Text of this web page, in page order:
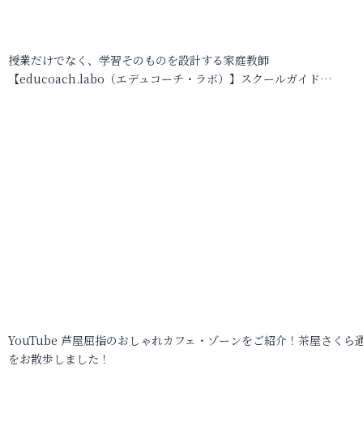
授業だけでなく、学習そのものを設計する家庭教師
【educoach.labo（エデュコーチ・ラボ）】スクールガイド…
YouTube 芦屋屈指のおしゃれカフェ・ゾーンをご紹介！茶屋さくら
をお散歩しました！